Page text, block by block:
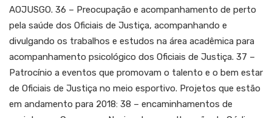
AOJUSGO. 36 – Preocupação e acompanhamento de perto
pela saúde dos Oficiais de Justiça, acompanhando e
divulgando os trabalhos e estudos na área acadêmica para
acompanhamento psicológico dos Oficiais de Justiça. 37 –
Patrocínio a eventos que promovam o talento e o bem estar
de Oficiais de Justiça no meio esportivo. Projetos que estão
em andamento para 2018: 38 – encaminhamentos de